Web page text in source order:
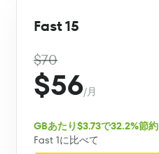
Fast 15
$70
$56/月
GBあたり$3.73で32.2%節約
Fast 1に比べて